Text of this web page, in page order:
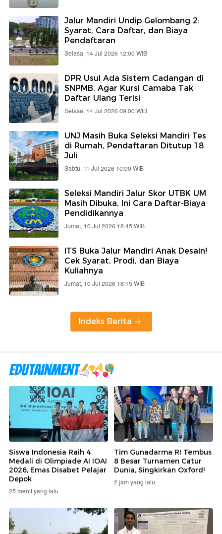
Jalur Mandiri Undip Gelombang 2:
Syarat, Cara Daftar, dan Biaya
Pendaftaran
Selasa, 14 Jul 2026 12:00 WIB
DPR Usul Ada Sistem Cadangan di
SNPMB, Agar Kursi Camaba Tak
Daftar Ulang Terisi
Selasa, 14 Jul 2026 09:00 WIB
UNJ Masih Buka Seleksi Mandiri Tes
di Rumah, Pendaftaran Ditutup 18
Juli
Sabtu, 11 Jul 2026 10:00 WIB
Seleksi Mandiri Jalur Skor UTBK UM
Masih Dibuka, Ini Cara Daftar-Biaya
Pendidikannya
Jumat, 10 Jul 2026 18:45 WIB
ITS Buka Jalur Mandiri Anak Desain!
Cek Syarat, Prodi, dan Biaya
Kuliahnya
Jumat, 10 Jul 2026 18:15 WIB
Indeks Berita
Siswa Indonesia Raih 4
Medali di Olimpiade AI IOAI
2026, Emas Disabet Pelajar
Depok
25 menit yang lalu
Tim Gunadarma RI Tembus
8 Besar Turnamen Catur
Dunia, Singkirkan Oxford!
2 jam yang lalu